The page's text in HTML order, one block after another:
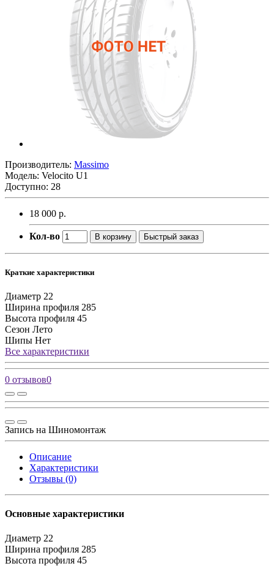
Производитель: Massimo
Модель: Velocito U1
Доступно: 28
18 000 р.
Кол-во В корзину Быстрый заказ
Краткие характеристики
Диаметр 22
Ширина профиля 285
Высота профиля 45
Сезон Лето
Шипы Нет
Все характеристики
0 отзывов0
Запись на Шиномонтаж
Описание
Характеристики
Отзывы (0)
Основные характеристики
Диаметр 22
Ширина профиля 285
Высота профиля 45